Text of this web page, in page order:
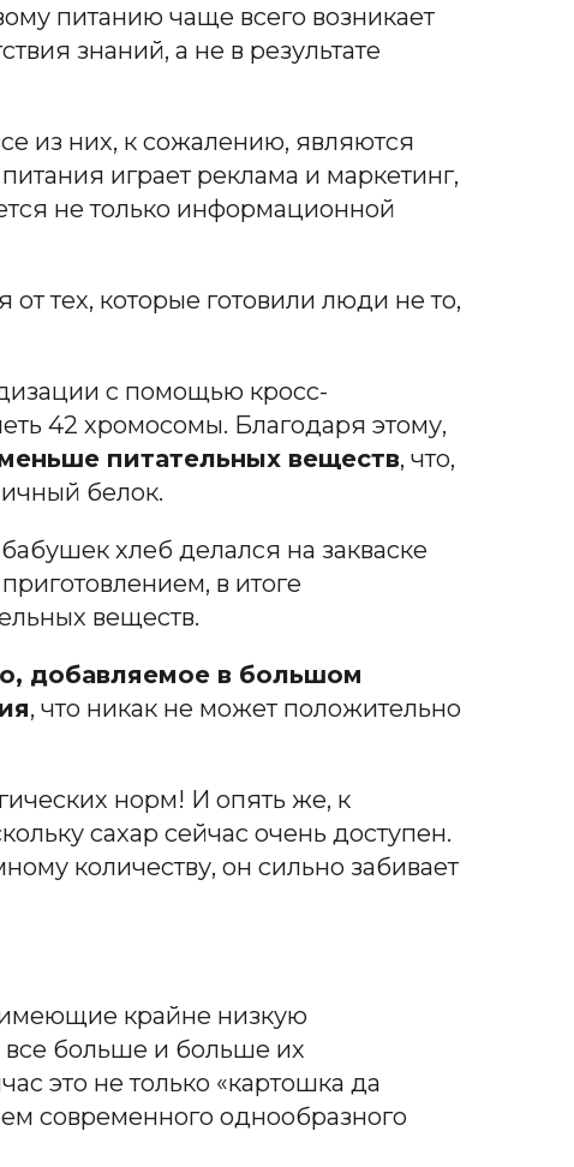
питанию чаще всего возникает
знаний, а не в результате
из них, к сожалению, являются
играет реклама и маркетинг,
не только информационной
тех, которые готовили люди не то,
с помощью кросс-
42 хромосомы. Благодаря этому,
питательных веществ, что,
белок.
хлеб делался на закваске
в итоге
веществ.
добавляемое в большом
, что никак не может положительно
норм! И опять же, к
сахар сейчас очень доступен.
количеству, он сильно забивает
крайне низкую
больше и больше их
это не только «картошка да
современного однообразного